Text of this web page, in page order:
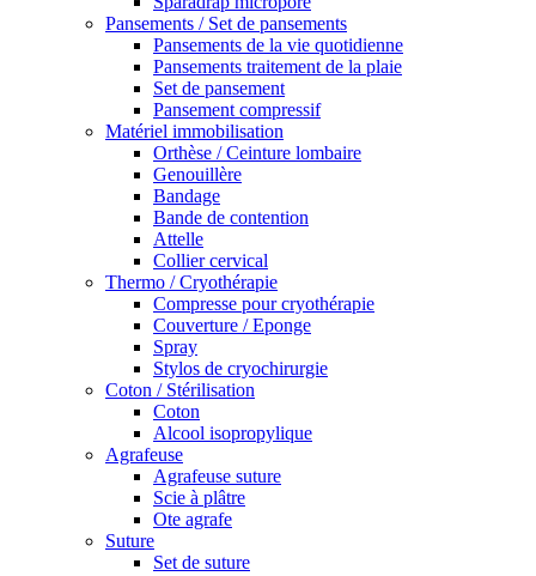
Pansements / Set de pansements
Pansements de la vie quotidienne
Pansements traitement de la plaie
Set de pansement
Pansement compressif
Matériel immobilisation
Orthèse / Ceinture lombaire
Genouillère
Bandage
Bande de contention
Attelle
Collier cervical
Thermo / Cryothérapie
Compresse pour cryothérapie
Couverture / Eponge
Spray
Stylos de cryochirurgie
Coton / Stérilisation
Coton
Alcool isopropylique
Agrafeuse
Agrafeuse suture
Scie à plâtre
Ote agrafe
Suture
Set de suture